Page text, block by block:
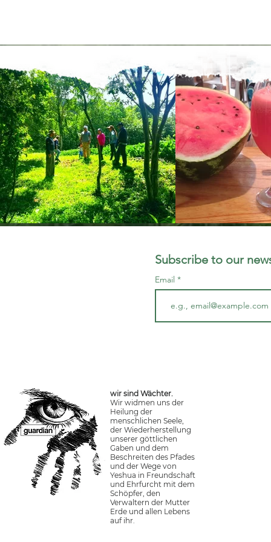
Subscribe to our
Email
wir sind Wächter.
Wir widmen uns der
Heilung der
menschlichen Seele,
der Wiederherstellung
unserer göttlichen
Gaben und dem
Beschreiten des Pfades
und der Wege von
Yeshua in Freundschaft
und Ehrfurcht mit dem
Schöpfer, den
Verwaltern der Mutter
Erde und allen Lebens
auf ihr.